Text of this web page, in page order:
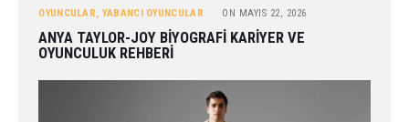
OYUNCULAR, YABANCI OYUNCULAR ON MAYIS 22, 2026
ANYA TAYLOR-JOY BIYOGRAFI KARIYER VE
OYUNCULUK REHBERI